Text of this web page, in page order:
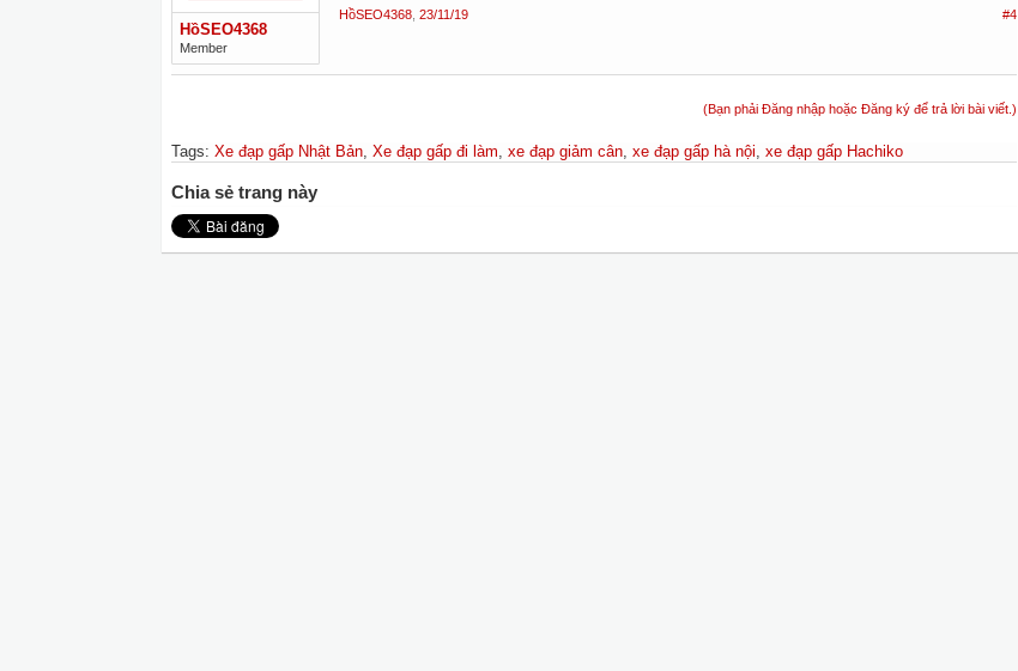
HồSEO4368
Member
HồSEO4368 23/11/19 #4
(Bạn phải Đăng nhập hoặc Đăng ký để trả lời bài viết.)
Tags: Xe đạp gấp Nhật Bản, Xe đạp gấp đi làm, xe đạp giảm cân, xe đạp gấp hà nội, xe đạp gấp Hachiko
Chia sẻ trang này